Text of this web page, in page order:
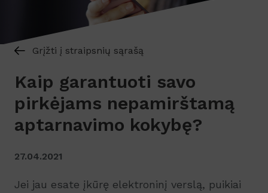
Grįžti į straipsnių sąrašą
Kaip garantuoti savo
pirkėjams nepamirštamą
aptarnavimo kokybę?
27.04.2021
Jei jau esate įkūrę elektroninį verslą, puikiai